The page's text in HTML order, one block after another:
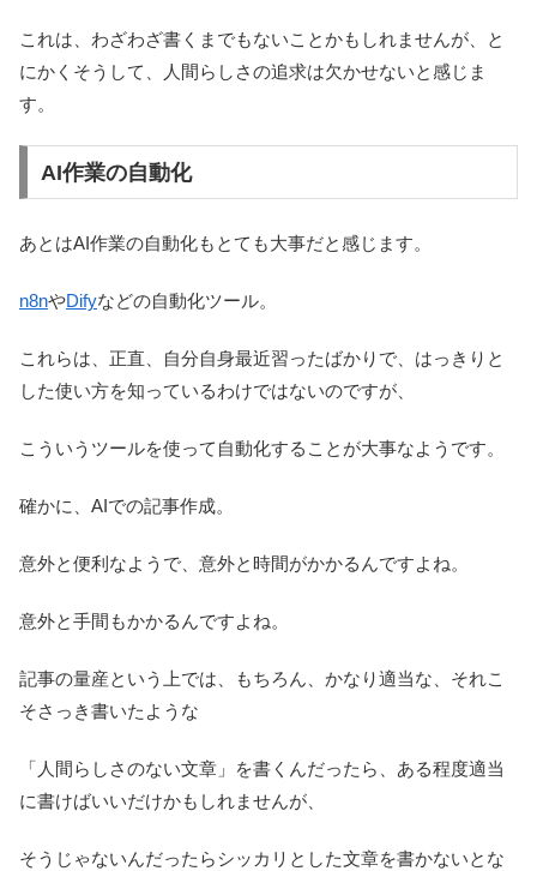
これは、わざわざ書くまでもないことかもしれませんが、と
にかくそうして、人間らしさの追求は欠かせないと感じま
す。
AI作業の自動化
あとはAI作業の自動化もとても大事だと感じます。
n8nやDifyなどの自動化ツール。
これらは、正直、自分自身最近習ったばかりで、はっきりと
した使い方を知っているわけではないのですが、
こういうツールを使って自動化することが大事なようです。
確かに、AIでの記事作成。
意外と便利なようで、意外と時間がかかるんですよね。
意外と手間もかかるんですよね。
記事の量産という上では、もちろん、かなり適当な、それこ
そさっき書いたような
「人間らしさのない文章」を書くんだったら、ある程度適当
に書けばいいだけかもしれませんが、
そうじゃないんだったらシッカリとした文章を書かないとな